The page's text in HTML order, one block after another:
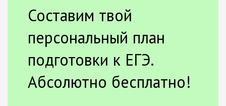
Составим твой
персональный план
подготовки к ЕГЭ.
Абсолютно бесплатно!